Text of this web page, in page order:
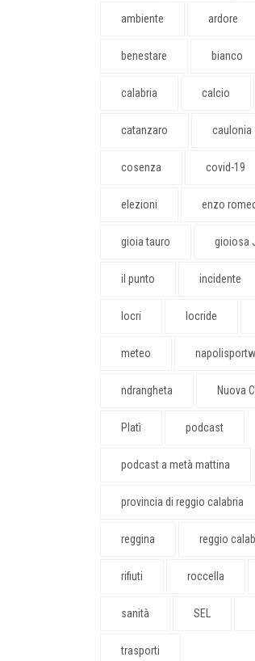
ambiente ardore
benestare bianco
calabria calcio
catanzaro caulonia
cosenza covid-19
elezioni enzo
gioia tauro gioiosa
il punto incidente
locri locride
meteo
ndrangheta Nuova
Platì podcast
podcast a metà mattina
provincia di reggio calabria
reggina reggio
rifiuti roccella
sanità SEL
trasporti